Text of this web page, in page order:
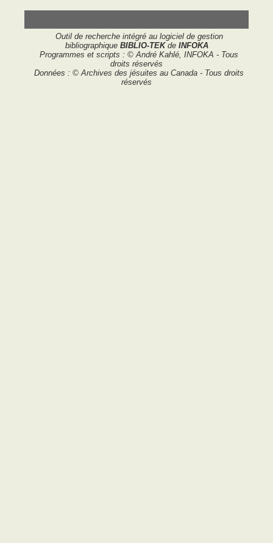
Outil de recherche intégré au logiciel de gestion
bibliographique BIBLIO-TEKde INFOKA
Programmes et scripts : © André Kahlé, INFOKA - Tous
droits réservés
Données : © Archives des jésuites au Canada - Tous droits
réservés